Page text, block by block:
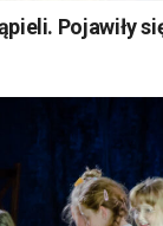
Pojawiły